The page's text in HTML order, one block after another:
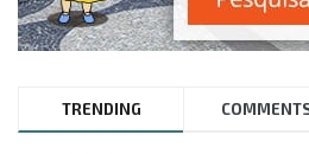
TRENDING